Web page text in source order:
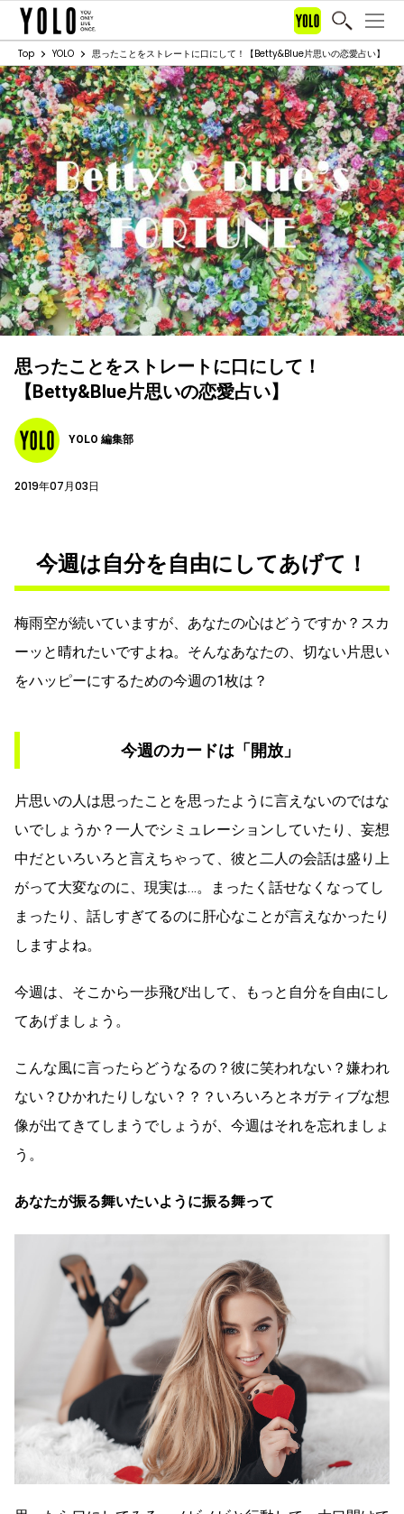
Top YOLO 思ったことをストレートに口にして！【Betty&Blue片思いの恋愛占い】
思ったことをストレートに口にして！
【Betty&Blue片思いの恋愛占い】
YOLO 編集部
2019年07月03日
今週は自分を自由にしてあげて！
梅雨空が続いていますが、あなたの心はどうですか？スカ
ーッと晴れたいですよね。そんなあなたの、切ない片思い
をハッピーにするための今週の1枚は？
今週のカードは「開放」
片思いの人は思ったことを思ったように言えないのではな
いでしょうか？一人でシミュレーションしていたり、妄想
中だといろいろと言えちゃって、彼と二人の会話は盛り上
がって大変なのに、現実は…。まったく話せなくなってし
まったり、話しすぎてるのに肝心なことが言えなかったり
しますよね。
今週は、そこから一歩飛び出して、もっと自分を自由にし
てあげましょう。
こんな風に言ったらどうなるの？彼に笑われない？嫌われ
ない？ひかれたりしない？？？いろいろとネガティブな想
像が出てきてしまうでしょうが、今週はそれを忘れましょ
う。
あなたが振る舞いたいように振る舞って